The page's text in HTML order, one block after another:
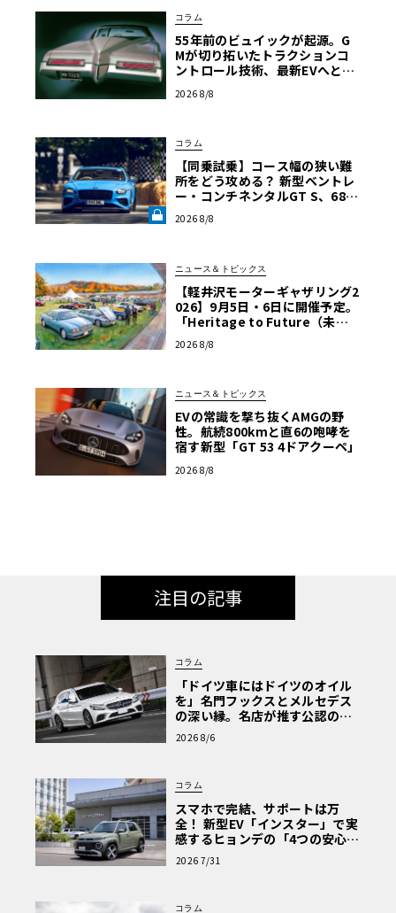
コラム
55年前のビュイックが起源。G
Mが切り拓いたトラクションコ
ントロール技術、最新EVへと至
2026 8/8
コラム
【同乗試乗】コース幅の狭い難
所をどう攻める？ 新型ベントレ
ー・コンチネンタルGT S、680
【グッドウッドFoS 2026】《LE
2026 8/8
ニュース＆トピックス
【軽井沢モーターギャザリング2
026】9月5日・6日に開催予定。
「Heritage to Future（未来
車140年の歴史を体感！
2026 8/8
ニュース＆トピックス
EVの常識を撃ち抜くAMGの野
性。航続800kmと直6の咆哮を
宿す新型「GT 53 4ドアクーペ」
2026 8/8
注目の記事
コラム
「ドイツ車にはドイツのオイル
を」名門フックスとメルセデス
の深い縁。名店が推す公認の安
心と、Cクラスで味わうシルキー
な走り〈PR〉
2026 8/6
コラム
スマホで完結、サポートは万
全！ 新型EV「インスター」で実
感するヒョンデの「4つの安心」
【第1回・ヒョンデ6つの疑問：
Why? Hyundai?】〈PR〉
2026 7/31
コラム